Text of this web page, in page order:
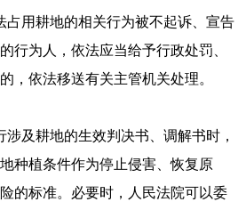
用耕地的相关行为被不起诉、宣告
行为人，依法应当给予行政处罚、
，依法移送有关主管机关处理。
及耕地的生效判决书、调解书时，
种植条件作为停止侵害、恢复原
的标准。必要时，人民法院可以委